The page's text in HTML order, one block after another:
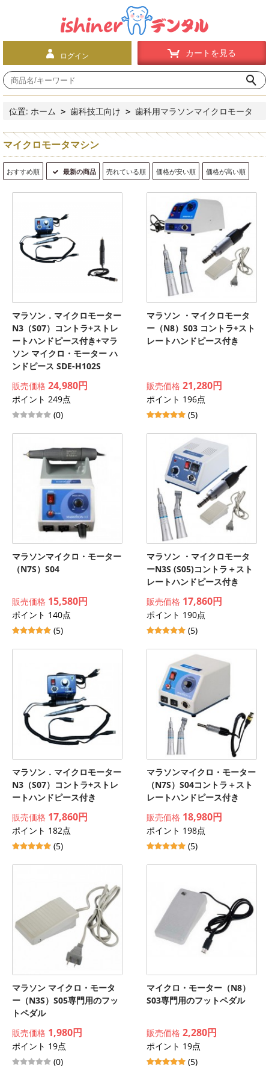
ログイン カートを見る
位置: ホーム > 歯科技工向け > 歯科用マラソンマイクロモータ
マイクロモータマシン
おすすめ順 最新の商品 売れている順 価格が安い順 価格が高い順
マラソン．マイクロモーター
N3（S07）コントラ+ストレ
ートハンドピース付き+マラ
ソン マイクロ・モーター ハ
ンドピース SDE-H102S
販売価格 24,980円
ポイント 249点
(0)
マラソン ・マイクロモータ
ー（N8）S03 コントラ+スト
レートハンドピース付き
販売価格 21,280円
ポイント 196点
(5)
マラソンマイクロ・モーター
（N7S）S04
販売価格 15,580円
ポイント 140点
(5)
マラソン ・マイクロモータ
ーN3S (S05)コントラ＋スト
レートハンドピース付き
販売価格 17,860円
ポイント 190点
(5)
マラソン．マイクロモーター
N3（S07）コントラ+ストレ
ートハンドピース付き
販売価格 17,860円
ポイント 182点
(5)
マラソンマイクロ・モーター
（N7S）S04コントラ＋スト
レートハンドピース付き
販売価格 18,980円
ポイント 198点
(5)
マラソン マイクロ・モータ
ー（N3S）S05専門用のフッ
トペダル
販売価格 1,980円
ポイント 19点
(0)
マイクロ・モーター（N8）
S03専門用のフットペダル
販売価格 2,280円
ポイント 19点
(5)